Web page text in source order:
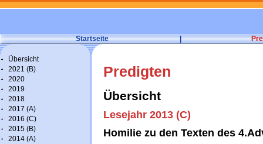
Startseite |
Übersicht
2021 (B)
2020
2019
2018
2017 (A)
2016 (C)
2015 (B)
2014 (A)
Predigten
Übersicht
Lesejahr 2013 (C)
Homilie zu den Texten des